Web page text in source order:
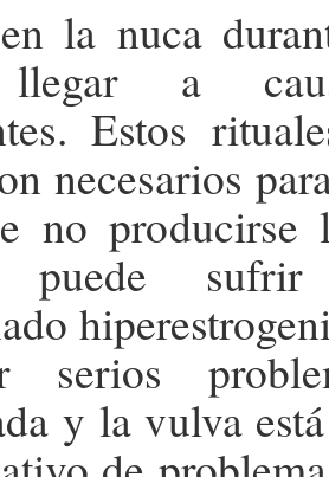
la nuca
a
Estos
necesarios
no producirse
puede
serios
y la vulva